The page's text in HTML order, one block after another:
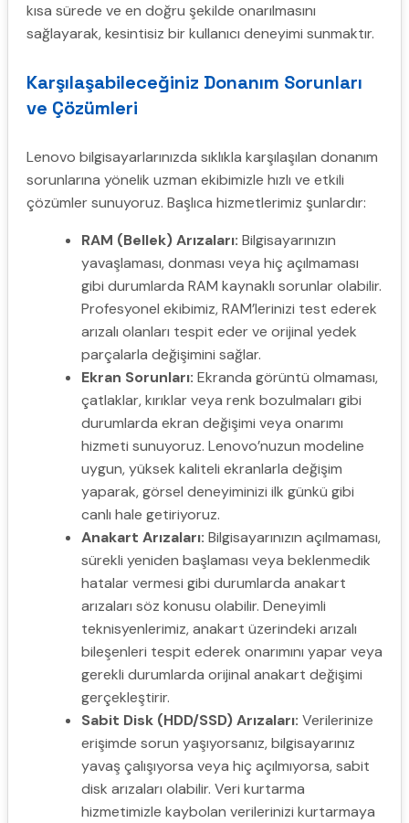
kısa sürede ve en doğru şekilde onarılmasını
sağlayarak, kesintisiz bir kullanıcı deneyimi sunmaktır.
Karşılaşabileceğiniz Donanım Sorunları
ve Çözümleri
Lenovo bilgisayarlarınızda sıklıkla karşılaşılan donanım
sorunlarına yönelik uzman ekibimizle hızlı ve etkili
çözümler sunuyoruz. Başlıca hizmetlerimiz şunlardır:
RAM (Bellek) Arızaları: Bilgisayarınızın
yavaşlaması, donması veya hiç açılmaması
gibi durumlarda RAM kaynaklı sorunlar olabilir.
Profesyonel ekibimiz, RAM’lerinizi test ederek
arızalı olanları tespit eder ve orijinal yedek
parçalarla değişimini sağlar.
Ekran Sorunları: Ekranda görüntü olmaması,
çatlaklar, kırıklar veya renk bozulmaları gibi
durumlarda ekran değişimi veya onarımı
hizmeti sunuyoruz. Lenovo’nuzun modeline
uygun, yüksek kaliteli ekranlarla değişim
yaparak, görsel deneyiminizi ilk günkü gibi
canlı hale getiriyoruz.
Anakart Arızaları: Bilgisayarınızın açılmaması,
sürekli yeniden başlaması veya beklenmedik
hatalar vermesi gibi durumlarda anakart
arızaları söz konusu olabilir. Deneyimli
teknisyenlerimiz, anakart üzerindeki arızalı
bileşenleri tespit ederek onarımını yapar veya
gerekli durumlarda orijinal anakart değişimi
gerçekleştirir.
Sabit Disk (HDD/SSD) Arızaları: Verilerinize
erişimde sorun yaşıyorsanız, bilgisayarınız
yavaş çalışıyorsa veya hiç açılmıyorsa, sabit
disk arızaları olabilir. Veri kurtarma
hizmetimizle kaybolan verilerinizi kurtarmaya